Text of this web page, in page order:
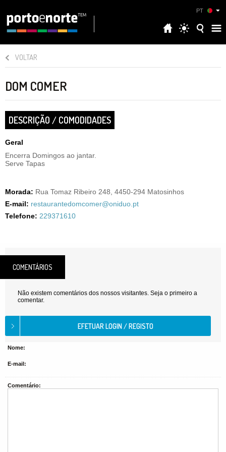
PT
VOLTAR
DOM COMER
DESCRIÇÃO / COMODIDADES
Geral
Encerra Domingos ao jantar.
Serve Tapas
Morada: Rua Tomaz Ribeiro 248, 4450-294 Matosinhos
E-mail: restaurantedomcomer@oniduo.pt
Telefone: 229371610
COMENTÁRIOS
Não existem comentários dos nossos visitantes. Seja o primeiro a
comentar.
Nome:
E-mail:
Comentário: